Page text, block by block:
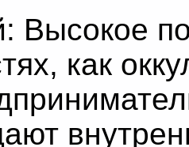
Высокое
как